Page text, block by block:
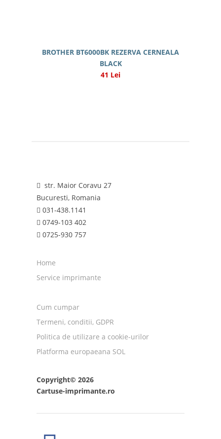
BROTHER BT6000BK REZERVA CERNEALA
BLACK
41 Lei
str. Maior Coravu 27
Bucuresti, Romania
031-438.1141
0749-103 402
0725-930 757
Home
Service imprimante
Cum cumpar
Termeni, conditii, GDPR
Politica de utilizare a cookie-urilor
Platforma europaeana SOL
Copyright© 2026
Cartuse-imprimante.ro